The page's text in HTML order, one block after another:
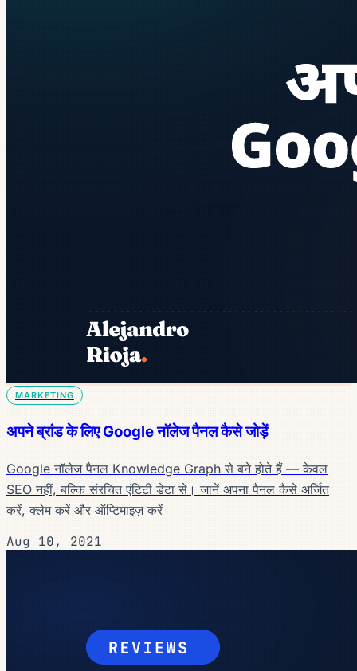
MARKETING
अपने ब्रांड के लिए Google नॉलेज पैनल कैसे जोड़ें
Google नॉलेज पैनल Knowledge Graph से बने होते हैं — केवल
SEO नहीं, बल्कि संरचित एंटिटी डेटा से। जानें अपना पैनल कैसे अर्जित
करें, क्लेम करें और ऑप्टिमाइज़ करें
Aug 10, 2021